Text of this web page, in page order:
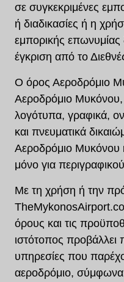
σε συγκεκριμένες
ή διαδικασίες ή η
εμπορικής
έγκριση από το
Ο όρος Αεροδρόμιο
Αεροδρόμιο Μυκόνου,
λογότυπα, γραφικά,
και πνευματικά
Αεροδρόμιο Μυκόνου
μόνο για
Με τη χρήση ή την
όρους και τις
ιστότοπος προβάλλει
υπηρεσίες που
αεροδρόμιο, σύμφωνα